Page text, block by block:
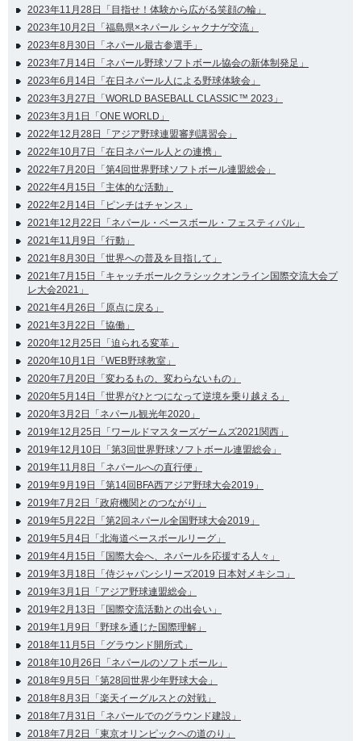
2023年11月28日「目指せ！体験から広がる笑顔の輪」
2023年10月2日「福島県×ネパール シャクナゲ交流」
2023年8月30日「ネパール最古参選手」
2023年7月14日「ネパール野球ソフトボール協会の新体制発足」
2023年6月14日「在日ネパール人による野球体験会」
2023年3月27日「WORLD BASEBALL CLASSIC™ 2023」
2023年3月1日「ONE WORLD」
2022年12月28日「アジア野球連盟審判講習会」
2022年10月7日「在日ネパール人との連携」
2022年7月20日「第4回世界野球ソフトボール連盟総会」
2022年4月15日「主体的な活動」
2022年2月14日「ピンチはチャンス」
2021年12月22日「ネパール・ベースボール・フェスティバル」
2021年11月9日「行動」
2021年8月30日「世界への普及を目指して」
2021年7月15日「キャッチボールクラシックオンライン国際交流大会プ
レ大会2021」
2021年4月26日「原点に戻る」
2021年3月22日「協働」
2020年12月25日「迫られる変革」
2020年10月1日「WEB野球教室」
2020年7月20日「変わるもの、変わらないもの」
2020年5月14日「世界がひとつになって逆境を乗り越える」
2020年3月2日「ネパール観光年2020」
2019年12月25日「ワールドマスターズゲームズ2021関西」
2019年12月10日「第3回世界野球ソフトボール連盟総会」
2019年11月8日「ネパールへの直行便」
2019年9月19日「第14回BFA西アジア野球大会2019」
2019年7月2日「政府機関とのつながり」
2019年5月22日「第2回ネパール全国野球大会2019」
2019年5月4日「北海道ベースボールリーグ」
2019年4月15日「国際大会へ、ネパールを応援する人々」
2019年3月18日「侍ジャパンシリーズ2019 日本対メキシコ」
2019年3月1日「アジア野球連盟総会」
2019年2月13日「国際交流活動との出会い」
2019年1月9日「野球を通じた国際理解」
2018年11月5日「グラウンド開所式」
2018年10月26日「ネパールのソフトボール」
2018年9月5日「第28回世界少年野球大会」
2018年8月3日「楽天イーグルスとの対戦」
2018年7月31日「ネパールでのグラウンド建設」
2018年7月2日「東京オリンピックへの道のり」